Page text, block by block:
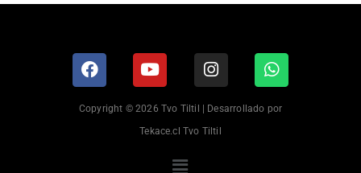
Copyright © 2026 Tvo Tiltil | Desarrollado por
Tekace.cl Tvo Tiltil